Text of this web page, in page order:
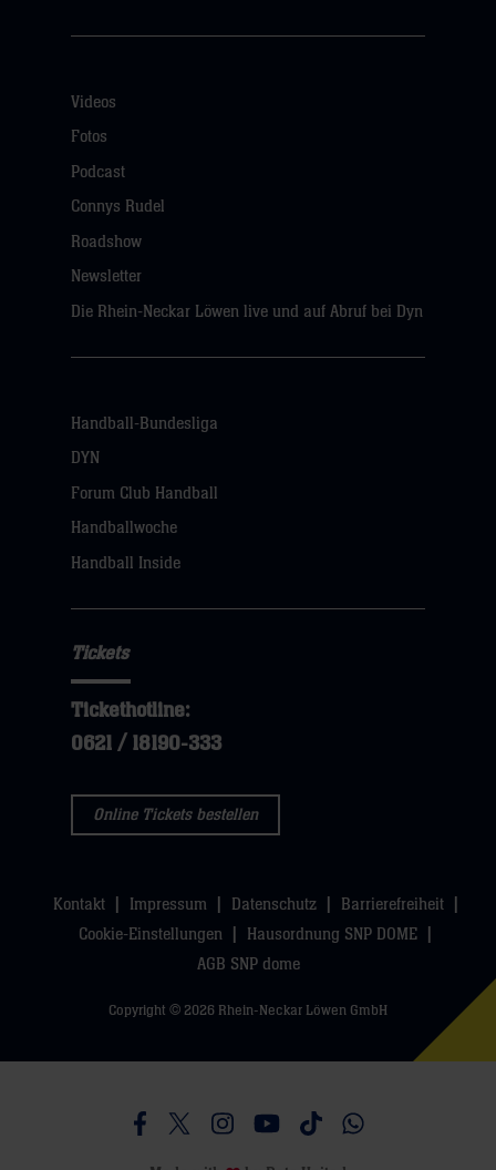
Videos
Fotos
Podcast
Connys Rudel
Roadshow
Newsletter
Die Rhein-Neckar Löwen live und auf Abruf bei Dyn
Handball-Bundesliga
DYN
Forum Club Handball
Handballwoche
Handball Inside
Tickets
Tickethotline:
0621 / 18190-333
Online Tickets bestellen
Kontakt Impressum Datenschutz
Barrierefreiheit
Cookie-Einstellungen
Hausordnung SNP DOME
AGB SNP dome
Copyright © 2026 Rhein-Neckar Löwen GmbH
Besucht uns auf Facebook
Besucht uns auf Twitter
Besucht uns auf Instagram
Besucht uns auf Youtube
Besucht uns auf
Besucht uns auf